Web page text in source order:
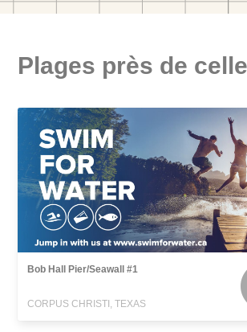
Plages près de
Bob Hall Pier/Seawall #1
CORPUS CHRISTI, TEXAS